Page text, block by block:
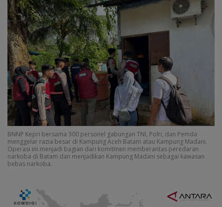
BNNP Kepri bersama 300 personel gabungan TNI, Polri, dan Pemda
menggelar razia besar di Kampung Aceh Batam atau Kampung Madani.
Operasi ini menjadi bagian dari komitmen memberantas peredaran
narkoba di Batam dan menjadikan Kampung Madani sebagai kawasan
bebas narkoba.